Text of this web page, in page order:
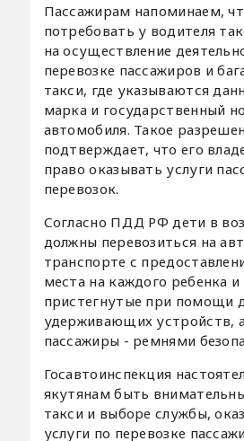
Пассажирам напоминаем,
потребовать у водителя
на осуществление
перевозке пассажиров и
такси, где указываются
марка и государственный
автомобиля. Такое
подтверждает, что его
право оказывать услуги
перевозок.
Согласно ПДД РФ дети в
должны перевозиться на
транспорте с
места на каждого ребенка и
пристегнутые при помощи
удерживающих устройств,
пассажиры - ремнями
Госавтоинспекция
якутянам быть
такси и выборе службы,
услуги по перевозке